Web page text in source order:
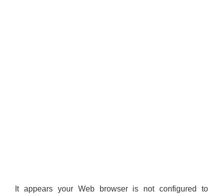
It appears your Web browser is not configured to